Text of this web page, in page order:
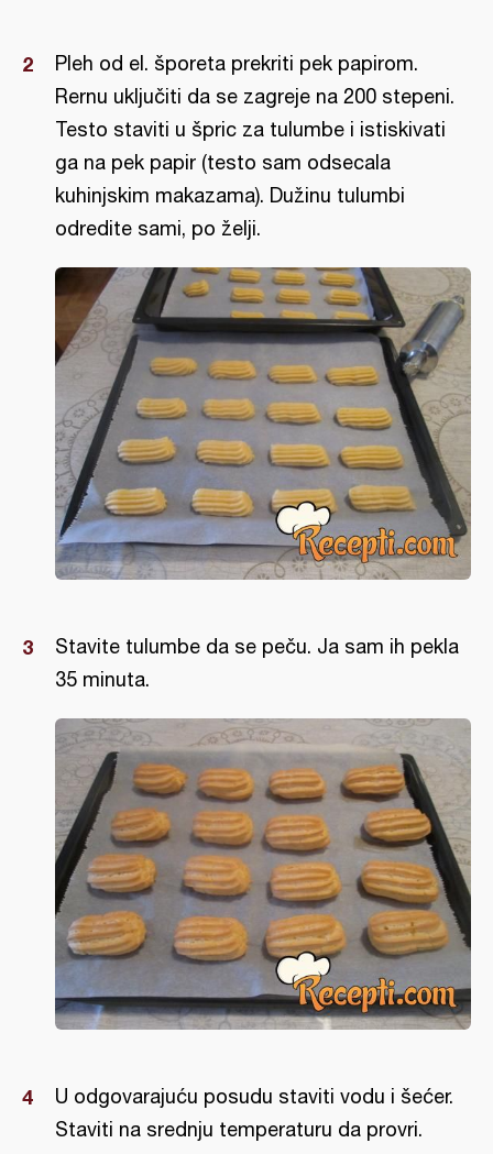
Pleh od el. šporeta prekriti pek papirom.
Rernu uključiti da se zagreje na 200 stepeni.
Testo staviti u špric za tulumbe i istiskivati
ga na pek papir (testo sam odsecala
kuhinjskim makazama). Dužinu tulumbi
odredite sami, po želji.
Stavite tulumbe da se peču. Ja sam ih pekla
35 minuta.
U odgovarajuću posudu staviti vodu i šećer.
Staviti na srednju temperaturu da provri.